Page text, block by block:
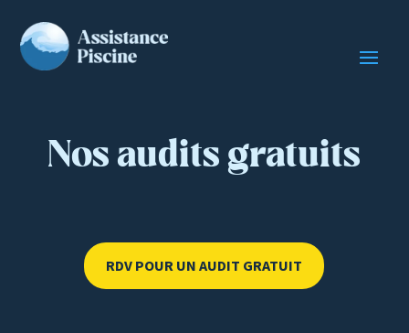
Nos audits gratuits
RDV POUR UN AUDIT GRATUIT